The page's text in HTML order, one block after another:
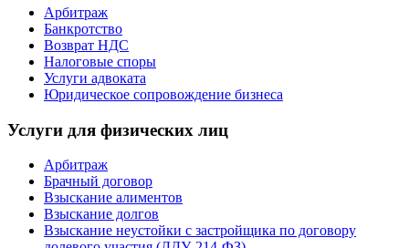
Арбитраж
Банкротство
Возврат НДС
Налоговые споры
Услуги адвоката
Юридическое сопровождение бизнеса
Услуги для физических лиц
Арбитраж
Брачный договор
Взыскание алиментов
Взыскание долгов
Взыскание неустойки с застройщика по договору